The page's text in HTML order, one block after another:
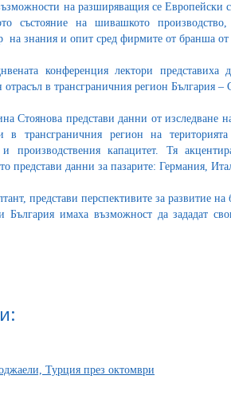
на разширяващия се Европейски
състояние на шивашкото
на знания и опит сред фирмите от бранша от
конференция лектори
отрасъл в трансграничния регион България
Стоянова представи данни от изследване
в трансграничния регион на
и производствения капацитет. Тя
представи данни за пазарите: Германия,
представи перспективите за развитие
имаха възможност да зададат
Турция през октомври